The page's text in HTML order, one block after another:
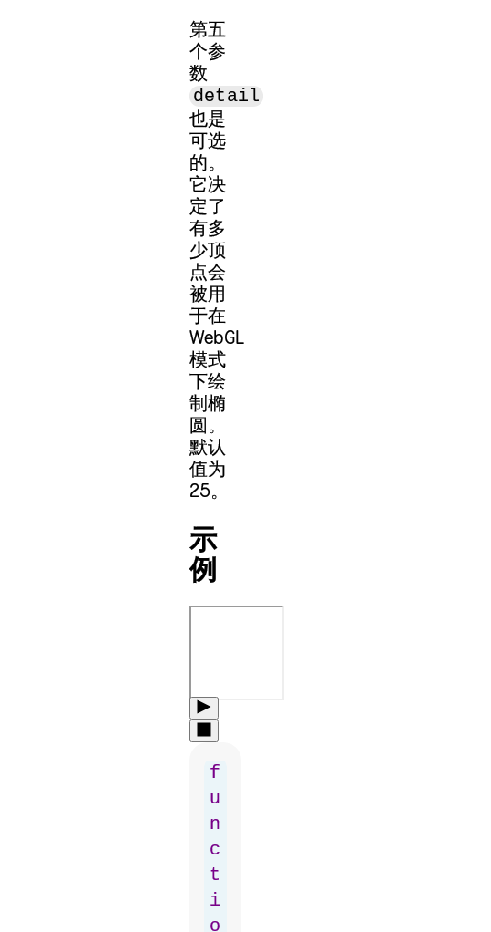
第五
个参
数
detail
也是
可选
的。
它决
定了
有多
少顶
点会
被用
于在
WebGL
模式
下绘
制椭
圆。
默认
值为
25。
示
例
f
u
n
c
t
i
o